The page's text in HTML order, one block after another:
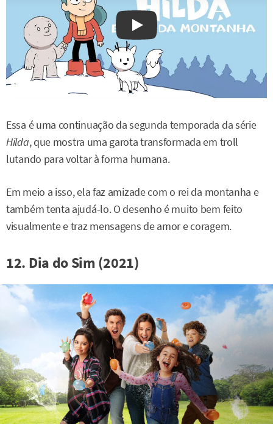
Watch on YouTube
Essa é uma continuação da segunda temporada da série
Hilda, que mostra uma garota transformada em troll
lutando para voltar à forma humana.
Em meio a isso, ela faz amizade com o rei da montanha e
também tenta ajudá-lo. O desenho é muito bem feito
visualmente e traz mensagens de amor e coragem.
12. Dia do Sim (2021)